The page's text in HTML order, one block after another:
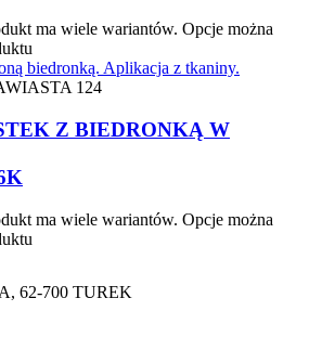
ma wiele wariantów. Opcje można
124
Z BIEDRONKĄ W
ma wiele wariantów. Opcje można
62-700 TUREK